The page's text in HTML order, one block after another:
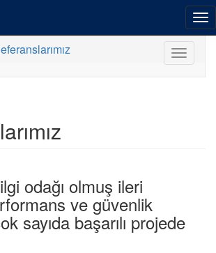
Toggle
odağı olmuş ileri
ve güvenlik
sayıda başarılı projede